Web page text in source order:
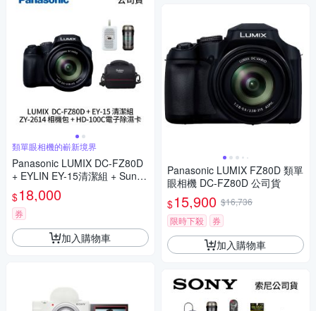
類單眼相機的嶄新境界
Panasonic LUMIX DC-FZ80D
+ EYLIN EY-15清潔組 + SunLi
ght ZY-2614相機包 + EirMai 銳
瑪 HD-100C電子除濕卡 FZ80
D (公司貨)
$18,000
券
加入購物車
Panasonic LUMIX FZ80D 類單
眼相機 DC-FZ80D 公司貨
$15,900 $16,736
限時下殺
券
加入購物車